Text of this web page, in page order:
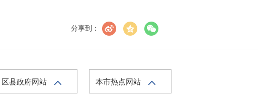
分享到：
区县政府网站 本市热点网站